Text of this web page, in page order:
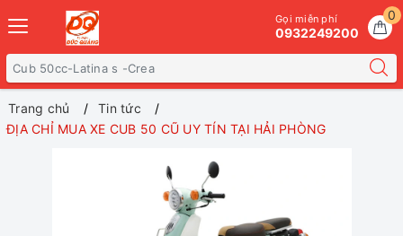
0
Gọi miễn phí
0932249200
Trang chủ
Tin tức
ĐỊA CHỈ MUA XE CUB 50 CŨ UY TÍN TẠI HẢI PHÒNG